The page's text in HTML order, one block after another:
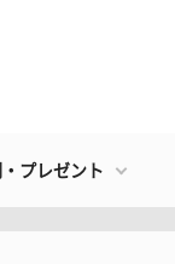
プレゼント